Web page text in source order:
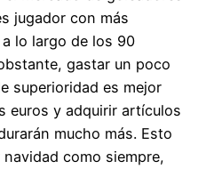
jugador con más
lo largo de los 90
gastar un poco
superioridad es mejor
euros y adquirir artículos
mucho más. Esto
como siempre,